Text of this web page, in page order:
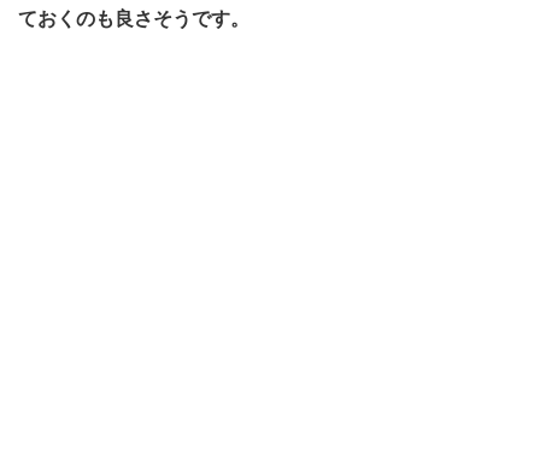
ておくのも良さそうです。